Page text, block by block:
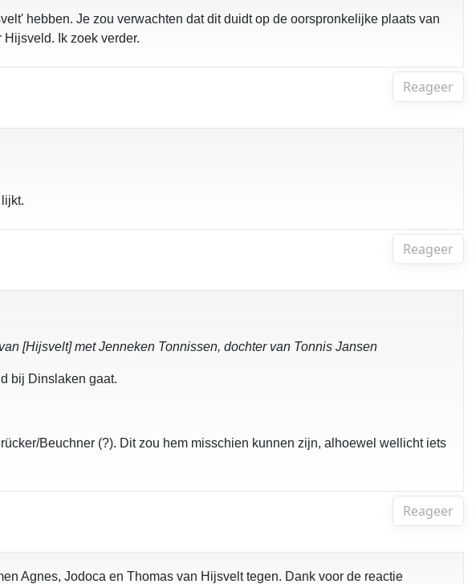
hebben. Je zou verwachten dat dit duidt op de oorspronkelijke plaats van
Ik zoek verder.
Reageer
Reageer
[Hijsvelt] met Jenneken Tonnissen, dochter van Tonnis Jansen
bij Dinslaken gaat.
Beuchner (?). Dit zou hem misschien kunnen zijn, alhoewel wellicht iets
Reageer
Agnes, Jodoca en Thomas van Hijsvelt tegen. Dank voor de reactie